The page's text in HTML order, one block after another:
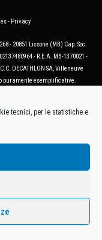
tecnici, per le statistiche e
- Privacy
- 20851 Lissone (MB) Cap. Soc.
- R.E.A. MB-1370021 -
DECATHLON SA, Villeneuve
puramente esemplificative.